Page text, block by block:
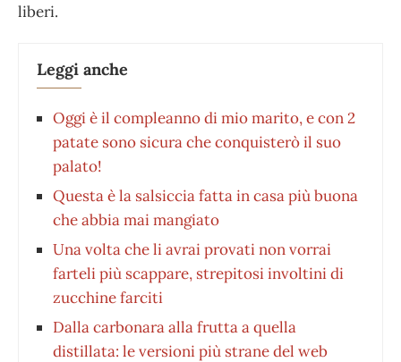
liberi.
Leggi anche
Oggi è il compleanno di mio marito, e con 2
patate sono sicura che conquisterò il suo
palato!
Questa è la salsiccia fatta in casa più buona
che abbia mai mangiato
Una volta che li avrai provati non vorrai
farteli più scappare, strepitosi involtini di
zucchine farciti
Dalla carbonara alla frutta a quella
distillata: le versioni più strane del web